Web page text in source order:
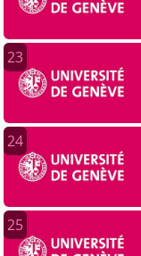
23
24
25